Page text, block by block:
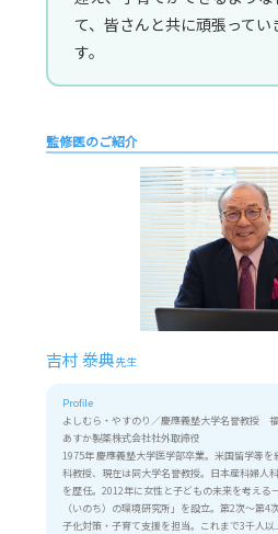
て、皆さんと共に頑張ってい
す。
監修医のご紹介
吉村 𣳾典先生
Profile
よしむら・やすのり／慶應義塾大学名誉教授
あすか製薬株式会社社外取締役
1975年 慶應義塾大学医学部卒業。米国留学等
科教授、現在は同大学名誉教授。日本産科婦人
を歴任。2012年に女性と子どもの未来を考える
（いのち）の環境研究所」を設立。第2次～第
子化対策・子育て支援を担当。これまで3千人